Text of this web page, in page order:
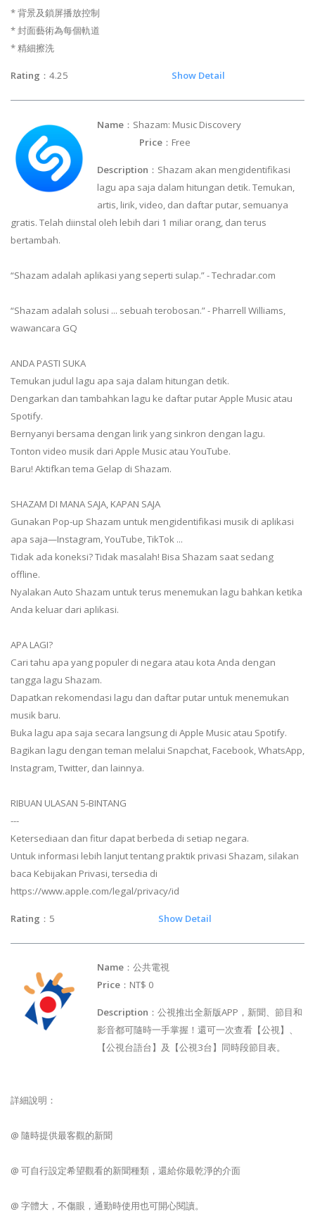
* 背景及鎖屏播放控制
* 封面藝術為每個軌道
* 精細擦洗
Rating ：4.25 Show Detail
Name ：Shazam: Music Discovery
Price ：Free
Description ：Shazam akan mengidentifikasi
lagu apa saja dalam hitungan detik. Temukan,
artis, lirik, video, dan daftar putar, semuanya
gratis. Telah diinstal oleh lebih dari 1 miliar orang, dan terus
bertambah.
“Shazam adalah aplikasi yang seperti sulap.” - Techradar.com
“Shazam adalah solusi ... sebuah terobosan.” - Pharrell Williams,
wawancara GQ
ANDA PASTI SUKA
Temukan judul lagu apa saja dalam hitungan detik.
Dengarkan dan tambahkan lagu ke daftar putar Apple Music atau
Spotify.
Bernyanyi bersama dengan lirik yang sinkron dengan lagu.
Tonton video musik dari Apple Music atau YouTube.
Baru! Aktifkan tema Gelap di Shazam.
SHAZAM DI MANA SAJA, KAPAN SAJA
Gunakan Pop-up Shazam untuk mengidentifikasi musik di aplikasi
apa saja—Instagram, YouTube, TikTok ...
Tidak ada koneksi? Tidak masalah! Bisa Shazam saat sedang
offline.
Nyalakan Auto Shazam untuk terus menemukan lagu bahkan ketika
Anda keluar dari aplikasi.
APA LAGI?
Cari tahu apa yang populer di negara atau kota Anda dengan
tangga lagu Shazam.
Dapatkan rekomendasi lagu dan daftar putar untuk menemukan
musik baru.
Buka lagu apa saja secara langsung di Apple Music atau Spotify.
Bagikan lagu dengan teman melalui Snapchat, Facebook, WhatsApp,
Instagram, Twitter, dan lainnya.
RIBUAN ULASAN 5-BINTANG
---
Ketersediaan dan fitur dapat berbeda di setiap negara.
Untuk informasi lebih lanjut tentang praktik privasi Shazam, silakan
baca Kebijakan Privasi, tersedia di
https://www.apple.com/legal/privacy/id
Rating ：5 Show Detail
Name ：公共電視
Price ：NT$ 0
Description ：公視推出全新版APP，新聞、節目和
影音都可隨時一手掌握！還可一次查看【公視】、
【公視台語台】及【公視3台】同時段節目表。
詳細說明：
@ 隨時提供最客觀的新聞
@ 可自行設定希望觀看的新聞種類，還給你最乾淨的介面
@ 字體大，不傷眼，通勤時使用也可開心閱讀。